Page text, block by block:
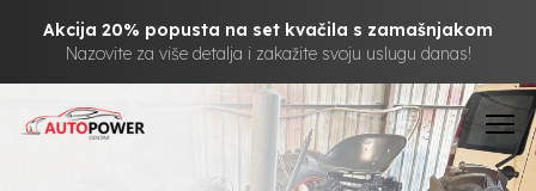
Akcija 20% popusta na set kvačila s zamašnjakom
Nazovite za više detalja i zakažite svoju uslugu danas!